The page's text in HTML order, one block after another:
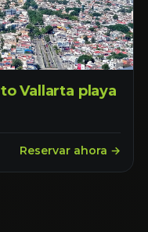
Vallarta playa
Reservar ahora →